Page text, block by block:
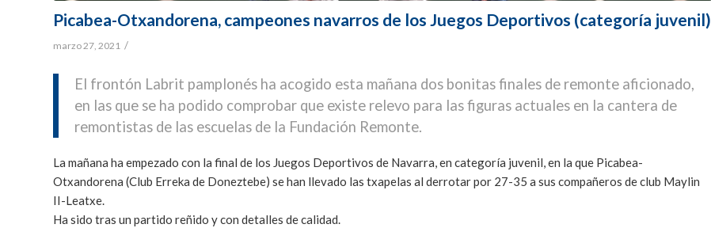
Picabea-Otxandorena, campeones navarros de los Juegos Deportivos (categoría juvenil)
marzo 27, 2021 /
El frontón Labrit pamplonés ha acogido esta mañana dos bonitas finales de remonte aficionado,
en las que se ha podido comprobar que existe relevo para las figuras actuales en la cantera de
remontistas de las escuelas de la Fundación Remonte.
La mañana ha empezado con la final de los Juegos Deportivos de Navarra, en categoría juvenil, en la que Picabea-
Otxandorena (Club Erreka de Doneztebe) se han llevado las txapelas al derrotar por 27-35 a sus compañeros de club Maylin
II-Leatxe.
Ha sido tras un partido reñido y con detalles de calidad.